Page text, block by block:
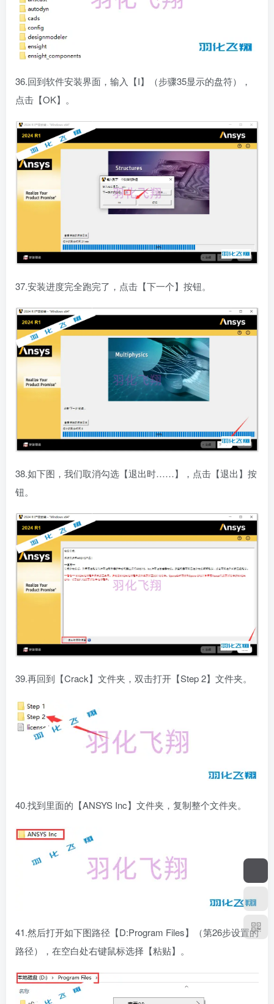
36.回到软件安装界面，输入【I】（步骤35显示的盘符），
点击【OK】。
37.安装进度完全跑完了，点击【下一个】按钮。
38.如下图，我们取消勾选【退出时……】，点击【退出】按
钮。
39.再回到【Crack】文件夹，双击打开【Step 2】文件夹。
40.找到里面的【ANSYS Inc】文件夹，复制整个文件夹。
41.然后打开如下图路径【D:Program Files】（第26步设置的
路径），在空白处右键鼠标选择【粘贴】。